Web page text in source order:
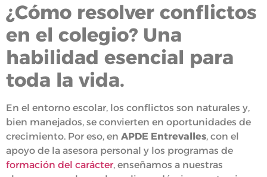
¿Cómo resolver conflictos
en el colegio? Una
habilidad esencial para
toda la vida.
En el entorno escolar, los conflictos son naturales y,
bien manejados, se convierten en oportunidades de
crecimiento. Por eso, en APDE Entrevalles, con el
apoyo de la asesora personal y los programas de
formación del carácter, enseñamos a nuestras